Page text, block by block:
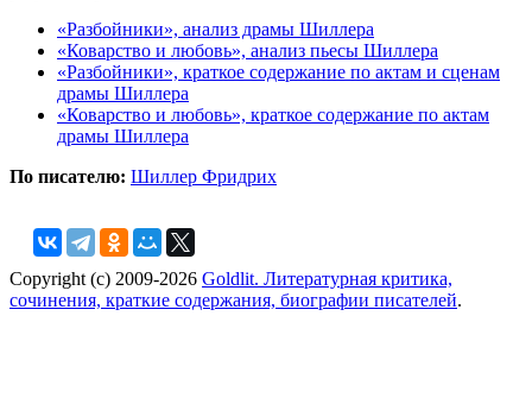
«Разбойники», анализ драмы Шиллера
«Коварство и любовь», анализ пьесы Шиллера
«Разбойники», краткое содержание по актам и сценам
драмы Шиллера
«Коварство и любовь», краткое содержание по актам
драмы Шиллера
По писателю: Шиллер Фридрих
Copyright (c) 2009-2026 Goldlit. Литературная критика,
сочинения, краткие содержания, биографии писателей.